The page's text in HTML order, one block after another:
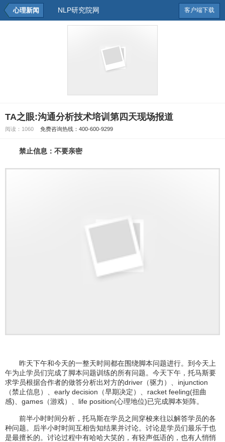
心理新闻 NLP研究院网 客户端下载
TA之眼:沟通分析技术培训第四天现场报道
阅读： 1060 免费咨询热线：400-600-9299
禁止信息：不要亲密
昨天下午和今天的一整天时间都在围绕脚本问题进行。到今天上
午为止学员们完成了脚本问题训练的所有问题。今天下午，托马斯要
求学员根据合作者的做答分析出对方的driver（驱力）、injunction
（禁止信息）、early decision（早期决定）、racket feeling(扭曲
感)、games（游戏）、life position(心理地位)已完成脚本矩阵。
前半小时时间分析，托马斯在学员之间穿梭来往以解答学员的各
种问题。后半小时时间互相告知结果并讨论。讨论是学员们最乐于也
是最擅长的。讨论过程中有哈哈大笑的，有轻声低语的，也有人悄悄